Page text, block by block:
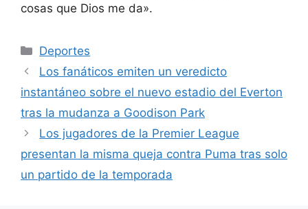
cosas que Dios me da».
Categorías
Deportes
Los fanáticos emiten un veredicto
instantáneo sobre el nuevo estadio del Everton
tras la mudanza a Goodison Park
Los jugadores de la Premier League
presentan la misma queja contra Puma tras solo
un partido de la temporada